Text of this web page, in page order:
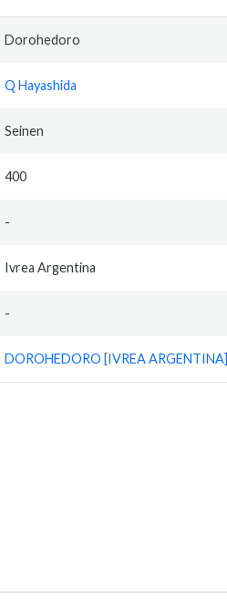
Dorohedoro
Q Hayashida
Seinen
400
-
Ivrea Argentina
-
DOROHEDORO [IVREA ARGENTINA]